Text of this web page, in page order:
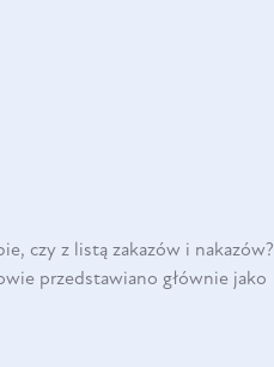
czy z listą zakazów i nakazów?
przedstawiano głównie jako